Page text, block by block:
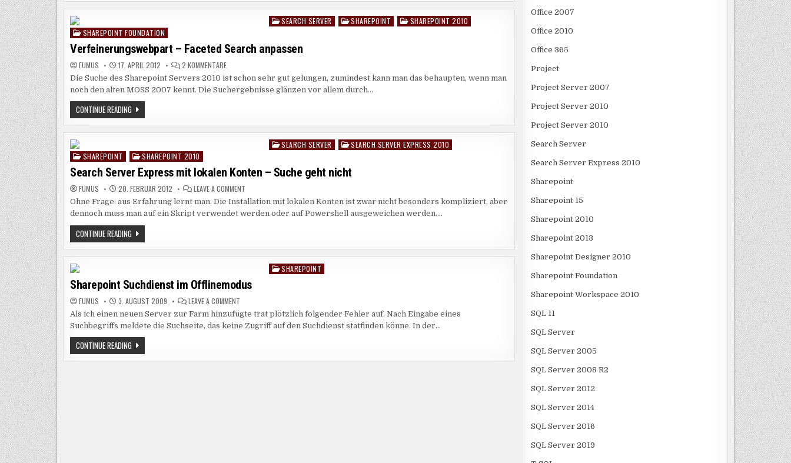
SHAREPOINT
Posted
SEARCH SERVER SHAREPOINT
SHAREPOINT 2010
SHAREPOINT FOUNDATION
Verfeinerungswebpart – Faceted Search anpassen
FUMUS 17. APRIL 2012 2 KOMMENTAREZU
VERFEINERUNGSWEBPART
–
FACETED
SEARCH
Die Suche des Sharepoint Servers 2010 ist schon sehr gut gelungen, zumindest kann man das behaupten, wenn man
noch den alten MOSS 2007 kennt. Die Suchergebnisse glänzen vor allem durch…
CONTINUE READING VERFEINERUNGSWEBPART
–
FACETED
SEARCH
Posted
SEARCH SERVER
SEARCH SERVER EXPRESS 2010
SHAREPOINT
SHAREPOINT 2010
Search Server Express mit lokalen Konten – Suche geht nicht
FUMUS 20. FEBRUAR 2012 LEAVE A COMMENT
SERVER
EXPRESS
MIT
GEHT
NICHT
Ohne Frage: aus Erfahrung lernt man. Die Installation mit lokalen Konten ist zwar nicht besonders kompliziert, aber
dennoch muss man auf ein Skript verwendet werden oder auf Powershell ausgeweichen werden….
CONTINUE READING SEARCH
SERVER
EXPRESS
MIT
SUCHE
NICHT
Posted
SHAREPOINT
Sharepoint Suchdienst im Offlinemodus
FUMUS 3. AUGUST 2009 LEAVE A COMMENT
SUCHDIENST
IM
OFFLINEMODUS
Als ich einen neuen Server zur Farm hinzufügte trat plötzlich folgender Fehler auf. Nach Eingabe eines
Suchbegriffs meldete die Suchseite, das keine Zugriff auf den Suchdienst statfinden könne. In der…
CONTINUE READING SHAREPOINT
SUCHDIENST
IM
Office 2007
Office 2010
Office 365
Project
Project Server 2007
Project Server 2010
Project Server 2010
Search Server
Search Server Express 2010
Sharepoint
Sharepoint 15
Sharepoint 2010
Sharepoint 2013
Sharepoint Designer 2010
Sharepoint Foundation
Sharepoint Workspace 2010
SQL 11
SQL Server
SQL Server 2005
SQL Server 2008 R2
SQL Server 2012
SQL Server 2014
SQL Server 2016
SQL Server 2019